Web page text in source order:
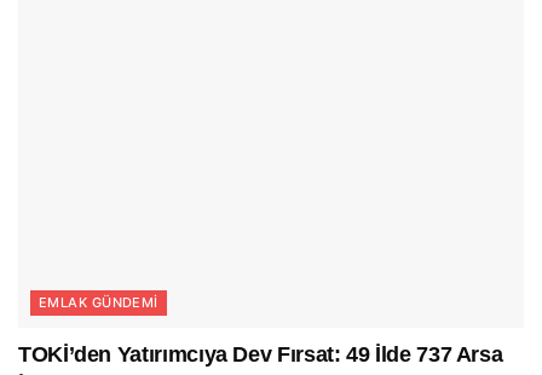
EMLAK GÜNDEMI
TOKİ’den Yatırımcıya Dev Fırsat: 49 İlde 737 Arsa